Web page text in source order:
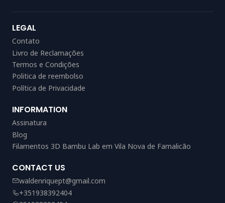
LEGAL
Contato
Livro de Reclamações
Termos e Condições
Politica de reembolso
Política de Privacidade
INFORMATION
Assinatura
Blog
Filamentos 3D Bambu Lab em Vila Nova de Famalicão
CONTACT US
waldenriquept@gmail.com
+351938392404